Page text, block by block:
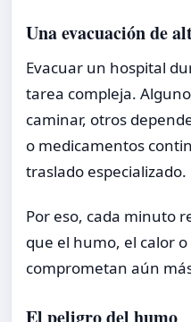
Una evacuación de
Evacuar un hospital
tarea compleja.
caminar, otros
o medicamentos
traslado especializado.
Por eso, cada minuto
que el humo, el calor
comprometan aún